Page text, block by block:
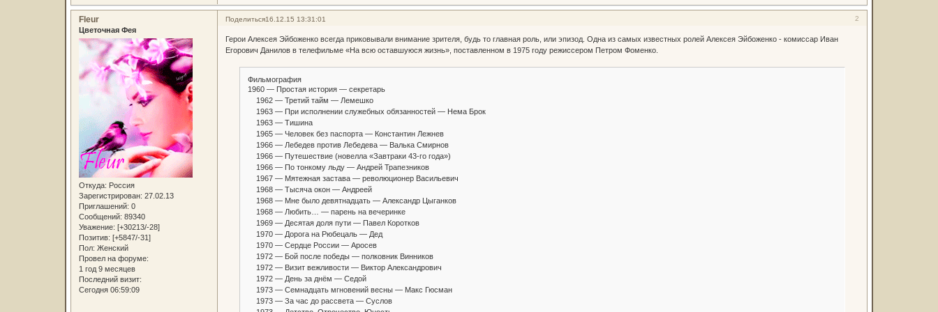
Поделиться 2
16.12.15 13:31:01
Fleur
Цветочная Фея
Откуда: Россия
Зарегистрирован: 27.02.13
Приглашений: 0
Сообщений: 89340
Уважение: [+30213/-28]
Позитив: [+5847/-31]
Пол: Женский
Провел на форуме:
1 год 9 месяцев
Последний визит:
Сегодня 06:59:09
Герои Алексея Эйбоженко всегда приковывали внимание зрителя, будь то главная роль, или эпизод. Одна из самых известных ролей Алексея Эйбоженко - комиссар Иван
Егорович Данилов в телефильме «На всю оставшуюся жизнь», поставленном в 1975 году режиссером Петром Фоменко.
Фильмография
1960 — Простая история — секретарь
1962 — Третий тайм — Лемешко
1963 — При исполнении служебных обязанностей — Нема Брок
1963 — Тишина
1965 — Человек без паспорта — Константин Лежнев
1966 — Лебедев против Лебедева — Валька Смирнов
1966 — Путешествие (новелла «Завтраки 43-го года»)
1966 — По тонкому льду — Андрей Трапезников
1967 — Мятежная застава — революционер Васильевич
1968 — Тысяча окон — Андреей
1968 — Мне было девятнадцать — Александр Цыганков
1968 — Любить… — парень на вечеринке
1969 — Десятая доля пути — Павел Коротков
1970 — Дорога на Рюбецаль — Дед
1970 — Сердце России — Аросев
1972 — Бой после победы — полковник Винников
1972 — Визит вежливости — Виктор Александрович
1972 — День за днём — Седой
1973 — Семнадцать мгновений весны — Макс Гюсман
1973 — За час до рассвета — Суслов